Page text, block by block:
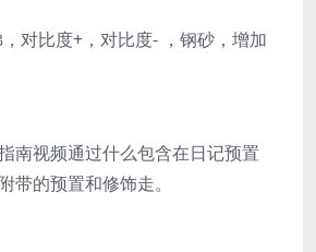
对比度+，对比度- ，钢砂，增加
南视频通过什么包含在日记预置
带的预置和修饰走。